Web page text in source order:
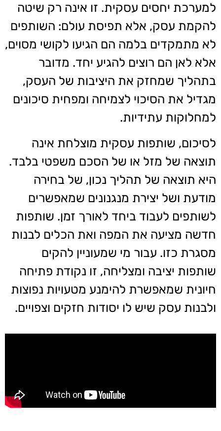
למערכת יחסים עסקית. זו אינה רק שיטה
להקמת עסק, אלא תפיסת עולם: השותפים
לא מתמקדים בלמה הם הגיעו לקושי מסוים,
אלא לאן הם רוצים להגיע יחד. מדובר
בתהליך שמחזק את היציבות של העסק,
מגדיל את הסיכוי לצמיחה ומפחית סיכונים
למחלוקות עתידיות.
לסיכום, שותפות עסקית מוצלחת אינה
תוצאה של מזל או של הסכם משפטי בלבד.
היא תוצאה של תהליך נכון, של בחירה
מודעת ושל יצירת מנגנונים שמאפשרים
לשותפים לעבוד ביחד לאורך זמן. שותפות
חדשה מציעה את המפה ואת הכלים לבנות
מסגרת כזו. עבור מי שמעוניין להקים
שותפות יציבה ומצליחה, זו נקודת פתיחה
חיונית שמאפשרת להימנע מטעויות נפוצות
ולבנות עסק שיש לו יסודות חזקים וצפויים.